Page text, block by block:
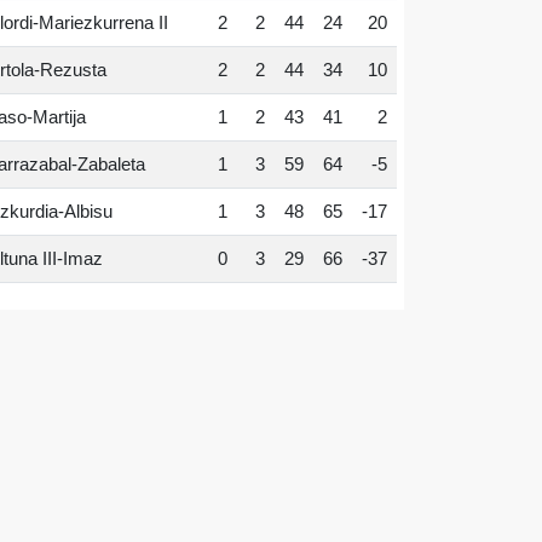
Mariezkurrena II 2 2 44 24 20
Rezusta 2 2 44 34 10
Martija 1 2 43 41 2
Zabaleta 1 3 59 64 -5
Albisu 1 3 48 65 -17
III-Imaz 0 3 29 66 -37